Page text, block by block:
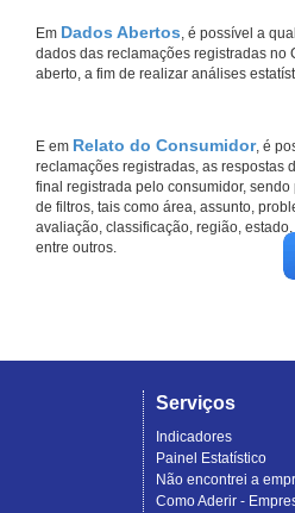
Em Dados Abertos, é possível a
dados das reclamações registradas no
aberto, a fim de realizar análises
E em Relato do Consumidor, é
reclamações registradas, as respostas
final registrada pelo consumidor,
de filtros, tais como área, assunto,
avaliação, classificação, região,
entre outros.
Serviços
Indicadores
Painel Estatístico
Não encontrei a
Como Aderir -